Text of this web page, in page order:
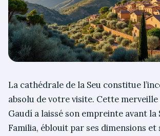
La cathédrale de la Seu constitue
absolu de votre visite. Cette
Gaudí a laissé son empreinte avant la
Familia, éblouit par ses dimensions et